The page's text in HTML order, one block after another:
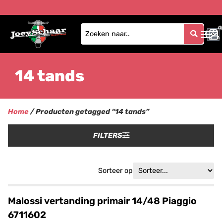
0
0
14 tands
Home/ Producten getagged “14 tands”
FILTERS
Sorteer op
Malossi vertanding primair 14/48 Piaggio
6711602